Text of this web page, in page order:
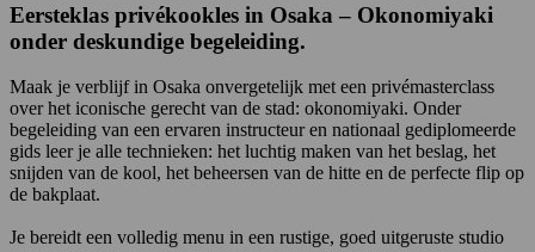
Eersteklas privékookles in Osaka – Okonomiyaki
onder deskundige begeleiding.
Maak je verblijf in Osaka onvergetelijk met een privémasterclass
over het iconische gerecht van de stad: okonomiyaki. Onder
begeleiding van een ervaren instructeur en nationaal gediplomeerde
gids leer je alle technieken: het luchtig maken van het beslag, het
snijden van de kool, het beheersen van de hitte en de perfecte flip op
de bakplaat.
Je bereidt een volledig menu in een rustige, goed uitgeruste studio